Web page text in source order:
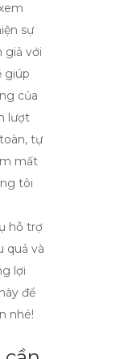
sự
giả với
giúp
của
lượt
tự
mất
tôi
hỗ trợ
quả và
lợi
để
nhé!